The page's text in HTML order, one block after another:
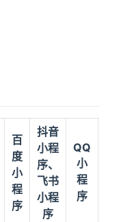
百
度
小
程
序
抖音
小程
序、
飞书
小程
序
QQ
小
程
序